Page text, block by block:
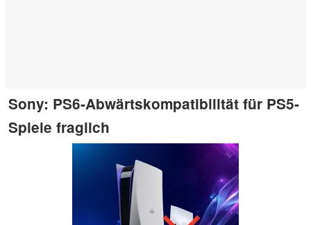
Sony: PS6-Abwärtskompatibilität für PS5-
Spiele fraglich